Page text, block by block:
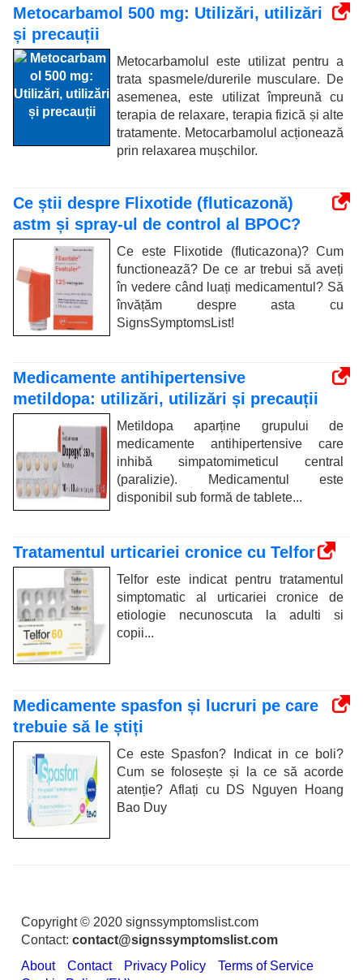
Metocarbamol 500 mg: Utilizări, utilizări
și precauții
Metocarbamolul este utilizat pentru a
trata spasmele/durerile musculare. De
asemenea, este utilizat împreună cu
terapia de relaxare, terapia fizică și alte
tratamente. Metocarbamolul acționează
prin relaxarea mușchilor.
Ce știi despre Flixotide (fluticazonă)
astm și spray-ul de control al BPOC?
Ce este Flixotide (fluticazona)? Cum
functioneazã? De ce ar trebui să aveți
în vedere când luați medicamentul? Să
învățăm despre asta cu
SignsSymptomsList!
Medicamente antihipertensive
metildopa: utilizări, utilizări și precauții
Metildopa aparține grupului de
medicamente antihipertensive care
inhibă simpatomimeticul central
(paralizie). Medicamentul este
disponibil sub formă de tablete...
Tratamentul urticariei cronice cu Telfor
Telfor este indicat pentru tratamentul
simptomatic al urticariei cronice de
etiologie necunoscuta la adulti si
copii...
Medicamente spasfon și lucruri pe care
trebuie să le știți
Ce este Spasfon? Indicat in ce boli?
Cum se folosește și la ce să acorde
atenție? Aflați cu DS Nguyen Hoang
Bao Duy
Copyright © 2020 signssymptomslist.com
Contact: contact@signssymptomslist.com
About
Contact Privacy Policy
Terms of Service